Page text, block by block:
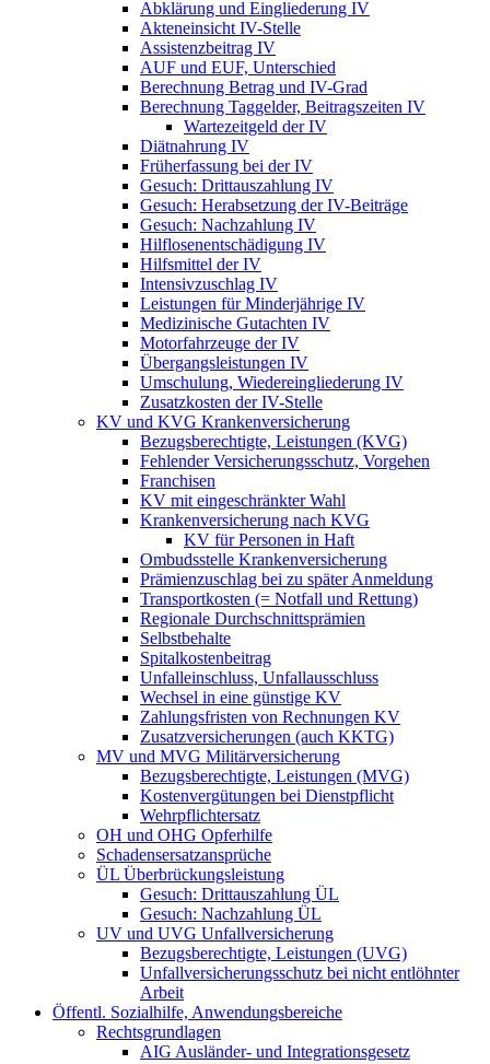
Abklärung und Eingliederung IV
Akteneinsicht IV-Stelle
Assistenzbeitrag IV
AUF und EUF, Unterschied
Berechnung Betrag und IV-Grad
Berechnung Taggelder, Beitragszeiten IV
Wartezeitgeld der IV
Diätnahrung IV
Früherfassung bei der IV
Gesuch: Drittauszahlung IV
Gesuch: Herabsetzung der IV-Beiträge
Gesuch: Nachzahlung IV
Hilflosenentschädigung IV
Hilfsmittel der IV
Intensivzuschlag IV
Leistungen für Minderjährige IV
Medizinische Gutachten IV
Motorfahrzeuge der IV
Übergangsleistungen IV
Umschulung, Wiedereingliederung IV
Zusatzkosten der IV-Stelle
KV und KVG Krankenversicherung
Bezugsberechtigte, Leistungen (KVG)
Fehlender Versicherungsschutz, Vorgehen
Franchisen
KV mit eingeschränkter Wahl
Krankenversicherung nach KVG
KV für Personen in Haft
Ombudsstelle Krankenversicherung
Prämienzuschlag bei zu später Anmeldung
Transportkosten (= Notfall und Rettung)
Regionale Durchschnittsprämien
Selbstbehalte
Spitalkostenbeitrag
Unfalleinschluss, Unfallausschluss
Wechsel in eine günstige KV
Zahlungsfristen von Rechnungen KV
Zusatzversicherungen (auch KKTG)
MV und MVG Militärversicherung
Bezugsberechtigte, Leistungen (MVG)
Kostenvergütungen bei Dienstpflicht
Wehrpflichtersatz
OH und OHG Opferhilfe
Schadensersatzansprüche
ÜL Überbrückungsleistung
Gesuch: Drittauszahlung ÜL
Gesuch: Nachzahlung ÜL
UV und UVG Unfallversicherung
Bezugsberechtigte, Leistungen (UVG)
Unfallversicherungsschutz bei nicht entlöhnter
Arbeit
Öffentl. Sozialhilfe, Anwendungsbereiche
Rechtsgrundlagen
AIG Ausländer- und Integrationsgesetz